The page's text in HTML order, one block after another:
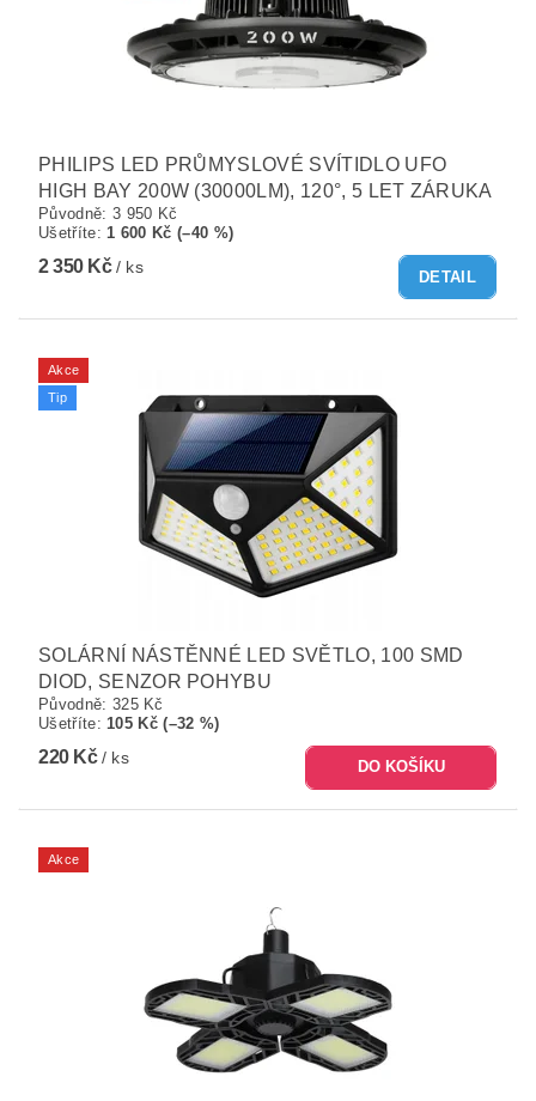
PHILIPS LED PRŮMYSLOVÉ SVÍTIDLO UFO
HIGH BAY 200W (30000LM), 120°, 5 LET ZÁRUKA
Původně: 3 950 Kč
Ušetříte:1 600 Kč (–40 %)
2 350 Kč/ ks
DETAIL
Akce
Tip
SOLÁRNÍ NÁSTĚNNÉ LED SVĚTLO, 100 SMD
DIOD, SENZOR POHYBU
Původně: 325 Kč
Ušetříte: 105 Kč (–32 %)
220 Kč/ ks
Akce